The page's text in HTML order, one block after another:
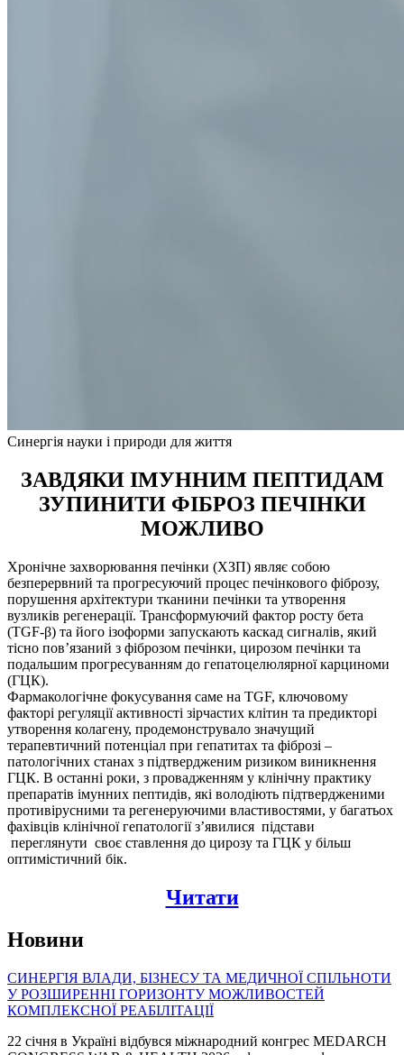
Синергія науки і природи для життя
ЗАВДЯКИ ІМУННИМ ПЕПТИДАМ
ЗУПИНИТИ ФІБРОЗ ПЕЧІНКИ
МОЖЛИВО
Хронічне захворювання печінки (ХЗП) являє собою
безперервний та прогресуючий процес печінкового фіброзу,
порушення архітектури тканини печінки та утворення
вузликів регенерації. Трансформуючий фактор росту бета
(TGF-β) та його ізоформи запускають каскад сигналів, який
тісно пов’язаний з фіброзом печінки, цирозом печінки та
подальшим прогресуванням до гепатоцелюлярної карциноми
(ГЦК).
Фармакологічне фокусування саме на TGF, ключовому
факторі регуляції активності зірчастих клітин та предикторі
утворення колагену, продемонструвало значущий
терапевтичний потенціал при гепатитах та фіброзі –
патологічних станах з підтвердженим ризиком виникнення
ГЦК. В останні роки, з провадженням у клінічну практику
препаратів імунних пептидів, які володіють підтвердженими
противірусними та регенеруючими властивостями, у багатьох
фахівців клінічної гепатології з’явилися підстави
переглянути своє ставлення до цирозу та ГЦК у більш
оптимістичний бік.
Читати
Новини
СИНЕРГІЯ ВЛАДИ, БІЗНЕСУ ТА МЕДИЧНОЇ СПІЛЬНОТИ
У РОЗШИРЕННІ ГОРИЗОНТУ МОЖЛИВОСТЕЙ
КОМПЛЕКСНОЇ РЕАБІЛІТАЦІЇ
22 січня в Україні відбувся міжнародний конгрес MEDARCH